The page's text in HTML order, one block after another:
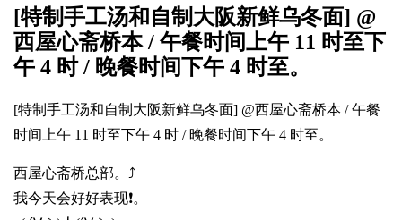
[特制手工汤和自制大阪新鲜乌冬面] @
西屋心斋桥本 / 午餐时间上午 11 时至下
午 4 时 / 晚餐时间下午 4 时至。
[特制手工汤和自制大阪新鲜乌冬面] @西屋心斋桥本 / 午餐
时间上午 11 时至下午 4 时 / 晚餐时间下午 4 时至。
西屋心斋桥总部。⤴️
我今天会好好表现❗。